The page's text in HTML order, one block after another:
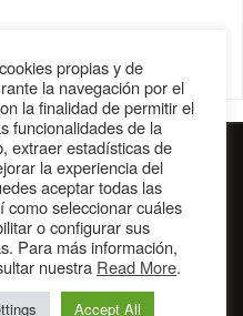
la Sociedad Erasmiana
Bienvenidos cuantos
navegando por
el océano erasmiano.
propias y de
la navegación por el
la finalidad de permitir el
funcionalidades de la
extraer estadísticas de
la experiencia del
aceptar todas las
como seleccionar cuáles
o configurar sus
Para más información,
nuestra Read More.
Accept All